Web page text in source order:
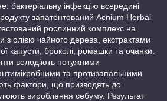
бактеріальну інфекцію всередині
запатентований Acnium Herbal
рослинний комплекс на
з олією чайного дерева, екстрактами
капусти, броколі, ромашки та очанки.
володіють потужними
та протизапальними
фактори, що призводять до
вироблення себуму. Результат